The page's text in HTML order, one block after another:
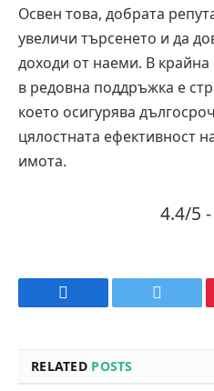
Освен това, добрата
увеличи търсенето и да
доходи от наеми. В крайна
в редовна поддръжка е
което осигурява
цялостната ефективност
имота.
4.4/5
Facebook Twitter
RELATED POSTS